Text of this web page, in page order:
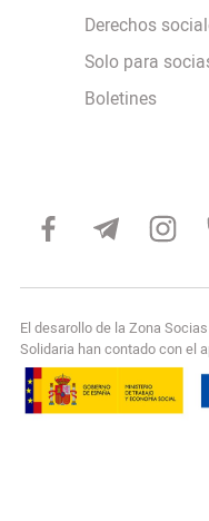
Derechos
Solo para
Boletines
El desarollo de la Zona
Solidaria han contado con el